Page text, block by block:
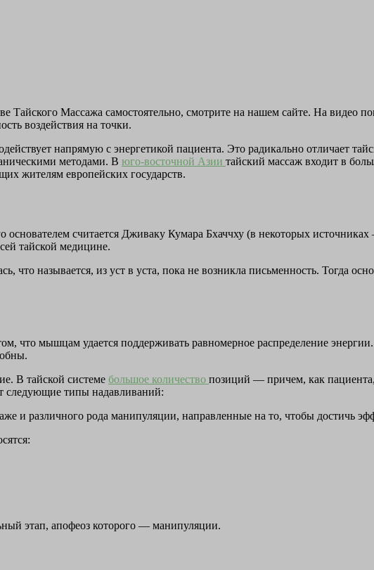
Тайского Массажа самостоятельно, смотрите на нашем сайте. На видео
воздействия на точки.
напрямую с энергетикой пациента. Это радикально отличает
методами. В юго-восточной Азии тайский массаж входит в
жителям европейских государств.
основателем считается Дживаку Кумара Бхаччху (в некоторых
тайской медицине.
что называется, из уст в уста, пока не возникла письменность. Тогда
что мышцам удается поддерживать равномерное распределение
В тайской системе большое количество позиций — причем, как
следующие типы надавливаний:
и различного рода манипуляции, направленные на то, чтобы достичь
этап, апофеоз которого — манипуляции.